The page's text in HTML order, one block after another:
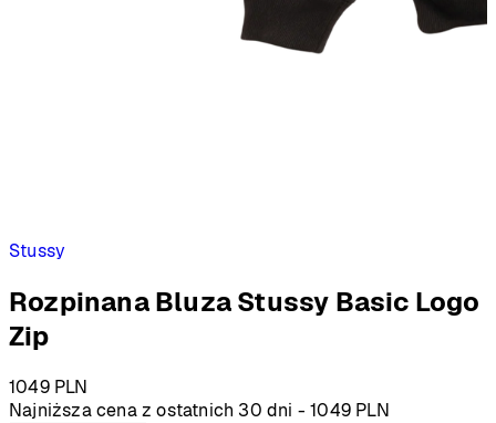
Stussy
Rozpinana Bluza Stussy Basic Logo
Zip
1049 PLN
Najniższa cena z ostatnich 30 dni -1049 PLN